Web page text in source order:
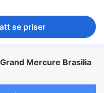
se priser
Mercure Brasilia